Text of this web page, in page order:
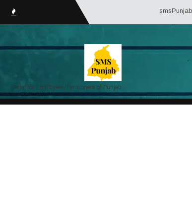
smsPunjab.in
Portal for Employees/Pensioners of Punjab